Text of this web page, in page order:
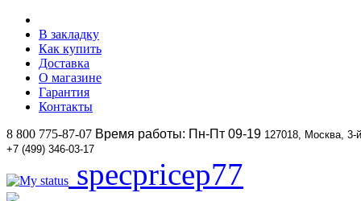
В закладку
Как купить
Доставка
О магазине
Гарантия
Контакты
8 800 775-87-07 Время работы: Пн-Пт 09-19 127018, Москва,
+7 (499) 346-03-17
specpricep77